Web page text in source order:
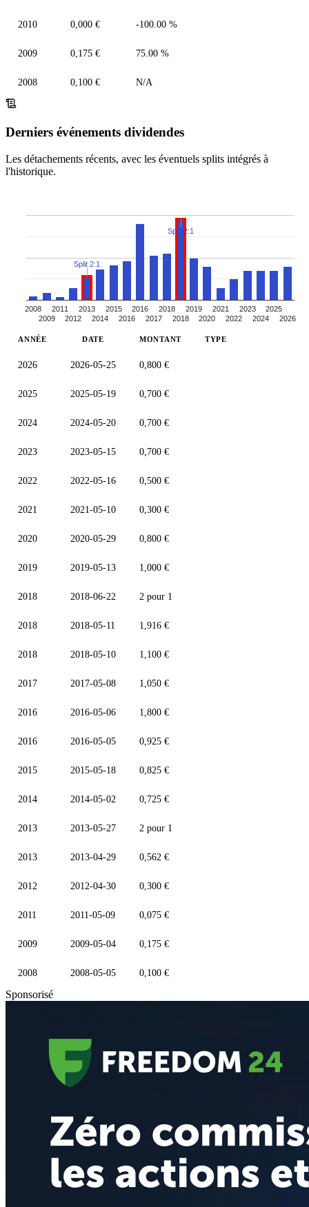
2010 0,000 € -100.00 %
2009 0,175 € 75.00 %
2008 0,100 € N/A
Derniers événements dividendes
Les détachements récents, avec les éventuels splits intégrés à
l'historique.
2008
2009
2011
2012
2013
2014
2015
2016
2016
2017
2018
2018
2019
2020
2021
2022
2023
2024
2025
2026
Split 2:1
Split 2:1
ANNÉE DATE MONTANT TYPE
2026 2026-05-25 0,800 €
2025 2025-05-19 0,700 €
2024 2024-05-20 0,700 €
2023 2023-05-15 0,700 €
2022 2022-05-16 0,500 €
2021 2021-05-10 0,300 €
2020 2020-05-29 0,800 €
2019 2019-05-13 1,000 €
2018 2018-06-22 2 pour 1
2018 2018-05-11 1,916 €
2018 2018-05-10 1,100 €
2017 2017-05-08 1,050 €
2016 2016-05-06 1,800 €
2016 2016-05-05 0,925 €
2015 2015-05-18 0,825 €
2014 2014-05-02 0,725 €
2013 2013-05-27 2 pour 1
2013 2013-04-29 0,562 €
2012 2012-04-30 0,300 €
2011 2011-05-09 0,075 €
2009 2009-05-04 0,175 €
2008 2008-05-05 0,100 €
Sponsorisé